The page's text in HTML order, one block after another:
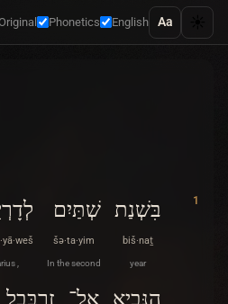
Phonetics English Aa
1 בִּשְׁנַת
biš·naṯ
year
שְׁתַּיִם
šə·ta·yim
In the second
,
הַנָּבִיא אֶל־ זְרֻבָּבֶל